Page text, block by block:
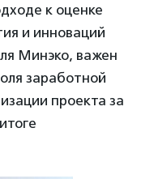
к оценке
и инноваций
Минэко, важен
заработной
проекта за